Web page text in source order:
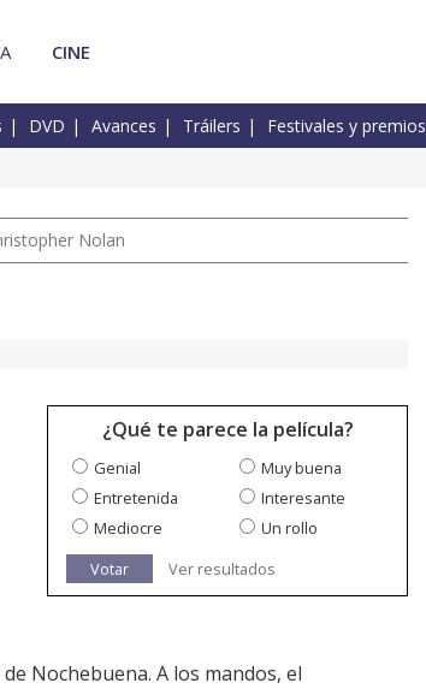
CINE
DVD Avances Tráilers Festivales y premios
Nolan
¿Qué te parece la película?
Genial
Muy buena
Entretenida
Interesante
Mediocre
Un rollo
Votar
Ver resultados
Nochebuena. A los mandos, el